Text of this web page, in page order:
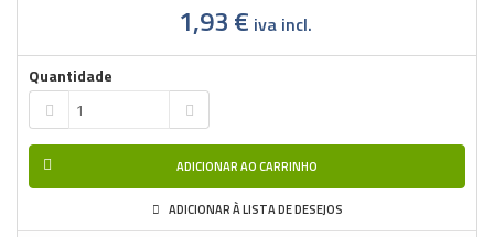
1,93 € iva incl.
Quantidade
ADICIONAR AO CARRINHO
ADICIONAR À LISTA DE DESEJOS